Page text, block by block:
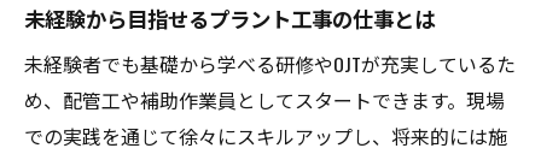
未経験から目指せるプラント工事の仕事とは
未経験者でも基礎から学べる研修やOJTが充実しているた
め、配管工や補助作業員としてスタートできます。現場
での実践を通じて徐々にスキルアップし、将来的には施